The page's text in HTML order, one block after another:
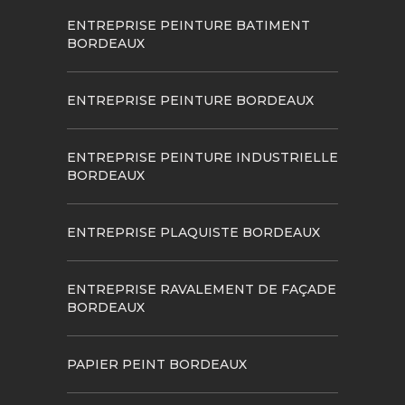
ENTREPRISE PEINTURE BATIMENT
BORDEAUX
ENTREPRISE PEINTURE BORDEAUX
ENTREPRISE PEINTURE INDUSTRIELLE
BORDEAUX
ENTREPRISE PLAQUISTE BORDEAUX
ENTREPRISE RAVALEMENT DE FAÇADE
BORDEAUX
PAPIER PEINT BORDEAUX